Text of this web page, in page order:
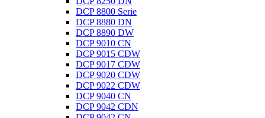
DCP 8800 Serie
DCP 8880 DN
DCP 8890 DW
DCP 9010 CN
DCP 9015 CDW
DCP 9017 CDW
DCP 9020 CDW
DCP 9022 CDW
DCP 9040 CN
DCP 9042 CDN